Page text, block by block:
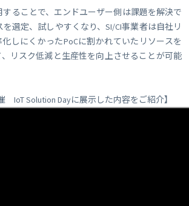
することで、エンドユーザー側は課題を解決で
を選定、試しやすくなり、SI/CI事業者は自社リ
しにくかったPoCに割かれていたリソースを
リスク低減と生産性を向上させることが可能
IoT Solution Dayに展示した内容をご紹介】